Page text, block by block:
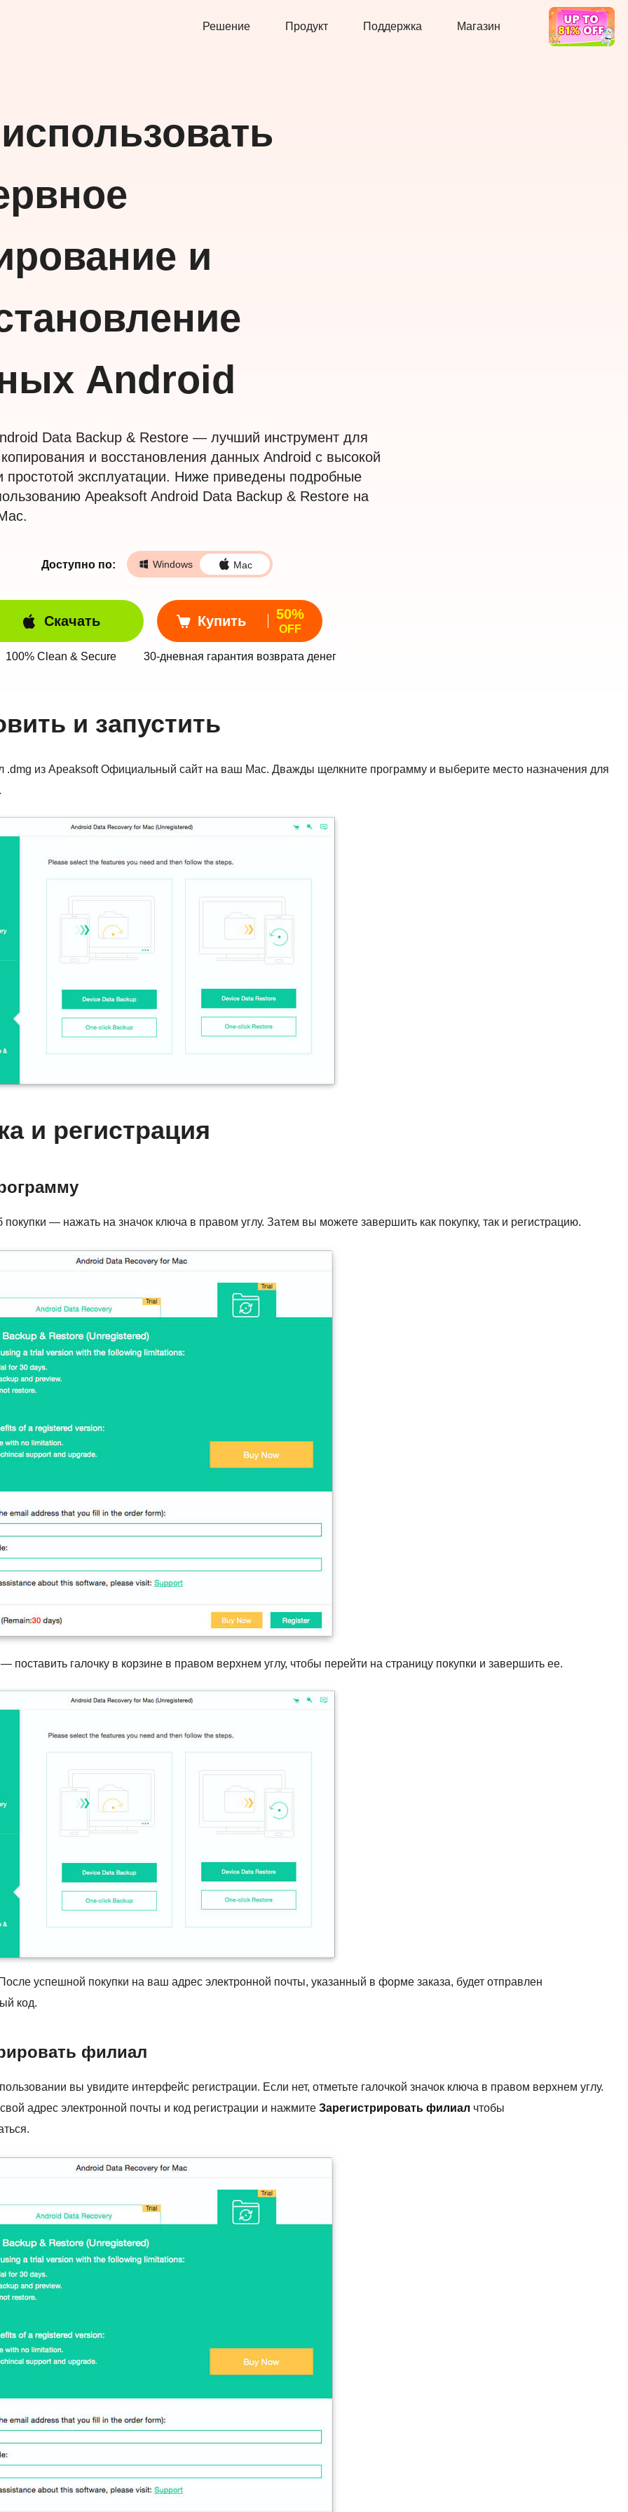
Решение Продукт Поддержка Магазин
Горячая Сделка
и
Android
Data Backup & Restore — лучший инструмент для
копирования и восстановления данных Android с высокой
простотой эксплуатации. Ниже приведены подробные
Apeaksoft Android Data Backup & Restore на
Доступно по: Windows Mac
Скачать
100% Clean & Secure
Купить 50%
OFF
30-дневная гарантия возврата денег
и запустить
.dmg из ApeaksoftОфициальный сайт на ваш Mac. Дважды щелкните программу и выберите место назначения для
и регистрация
— нажать на значок ключа в правом углу. Затем вы можете завершить как покупку, так и регистрацию.
поставить галочку в корзине в правом верхнем углу, чтобы перейти на страницу покупки и завершить ее.
успешной покупки на ваш адрес электронной почты, указанный в форме заказа, будет отправлен
код.
филиал
вы увидите интерфейс регистрации. Если нет, отметьте галочкой значок ключа в правом верхнем углу.
адрес электронной почты и код регистрации и нажмите Зарегистрировать филиал чтобы